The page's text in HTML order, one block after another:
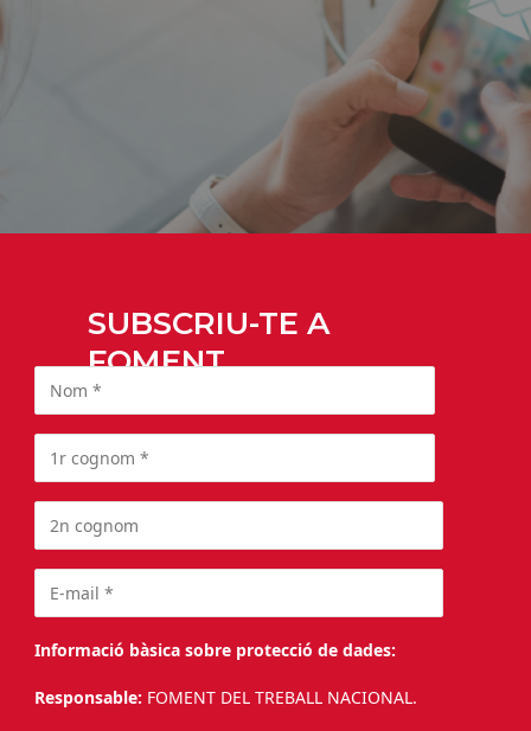
SUBSCRIU-TE A
FOMENT
Informació bàsica sobre protecció de dades:
Responsable: FOMENT DEL TREBALL NACIONAL.